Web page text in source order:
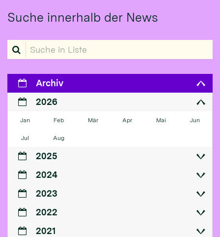
Suche innerhalb der News
Suche in Liste
Archiv
2026
Jan Feb Mär Apr Mai Jun
Jul Aug
2025
2024
2023
2022
2021